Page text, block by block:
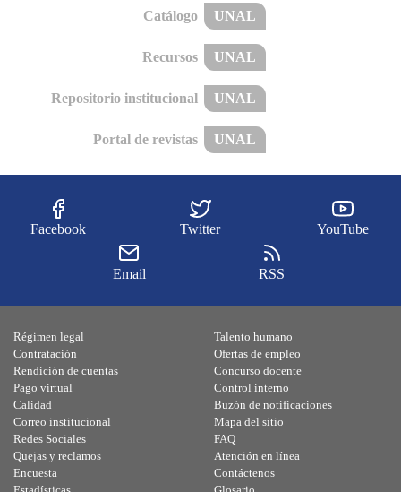
Catálogo UNAL
Recursos UNAL
Repositorio institucional UNAL
Portal de revistas UNAL
Facebook Twitter YouTube
Email RSS
Régimen legal
Contratación
Rendición de cuentas
Pago virtual
Calidad
Talento humano
Ofertas de empleo
Concurso docente
Control interno
Buzón de notificaciones
Correo institucional
Redes Sociales
Quejas y reclamos
Encuesta
Mapa del sitio
FAQ
Atención en línea
Contáctenos